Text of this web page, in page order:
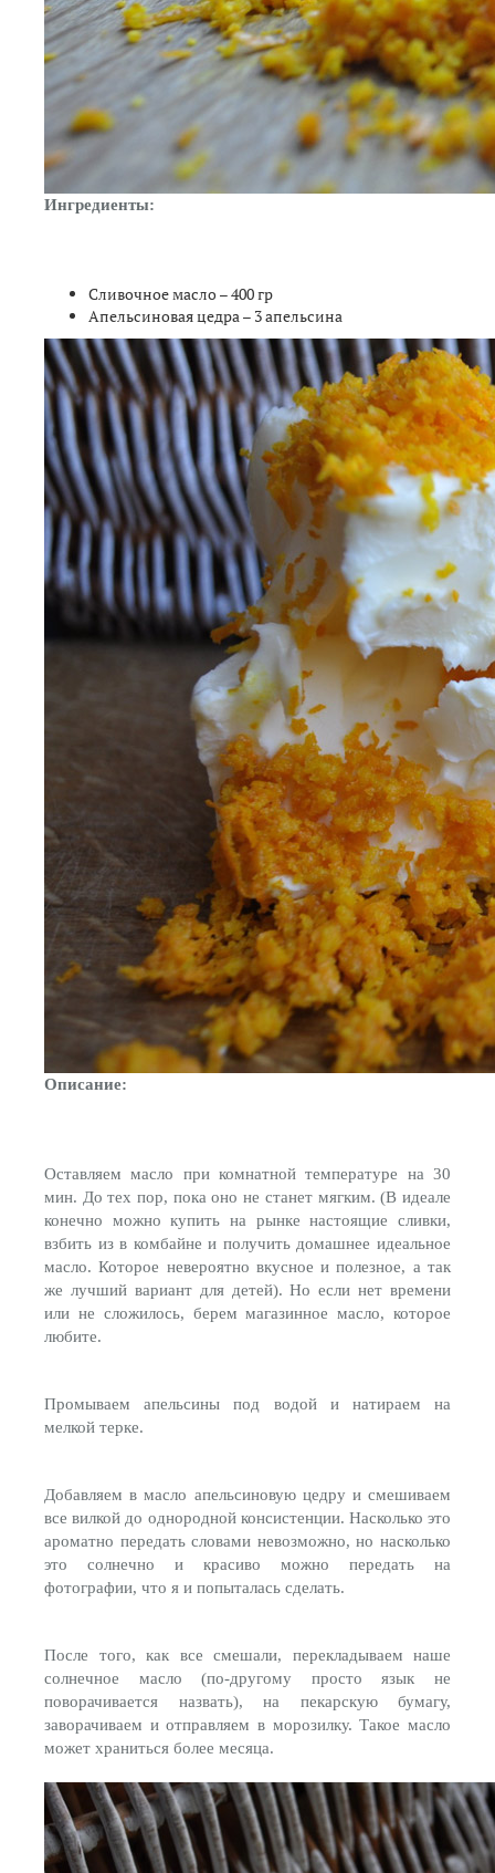
Ингредиенты:
Сливочное масло – 400 гр
Апельсиновая цедра – 3 апельсина
Описание:
Оставляем масло при комнатной температуре на 30
мин. До тех пор, пока оно не станет мягким. (В идеале
конечно можно купить на рынке настоящие сливки,
взбить из в комбайне и получить домашнее идеальное
масло. Которое невероятно вкусное и полезное, а так
же лучший вариант для детей). Но если нет времени
или не сложилось, берем магазинное масло, которое
любите.
Промываем апельсины под водой и натираем на
мелкой терке.
Добавляем в масло апельсиновую цедру и смешиваем
все вилкой до однородной консистенции. Насколько это
ароматно передать словами невозможно, но насколько
это солнечно и красиво можно передать на
фотографии, что я и попыталась сделать.
После того, как все смешали, перекладываем наше
солнечное масло (по-другому просто язык не
поворачивается назвать), на пекарскую бумагу,
заворачиваем и отправляем в морозилку. Такое масло
может храниться более месяца.